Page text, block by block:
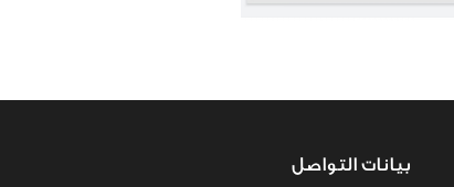
بيانات التواصل